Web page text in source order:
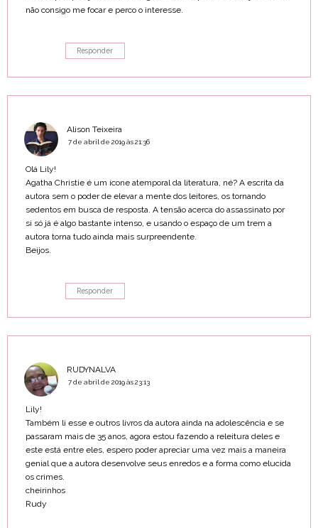
não consigo me focar e perco o interesse.
Responder
Alison Teixeira
7 de abril de 2019 às 21:36
Olá Lily!
Agatha Christie é um ícone atemporal da literatura, né? A escrita da
autora sem o poder de elevar a mente dos leitores, os tornando
sedentos em busca de resposta. A tensão acerca do assassinato por
si só já é algo bastante intenso, e usando o espaço de um trem a
autora torna tudo ainda mais surpreendente.
Beijos.
Responder
RUDYNALVA
7 de abril de 2019 às 23:13
Lily!
Também li esse e outros livros da autora ainda na adolescência e se
passaram mais de 35 anos, agora estou fazendo a releitura deles e
este está entre eles, espero poder apreciar uma vez mais a maneira
genial que a autora desenvolve seus enredos e a forma como elucida
os crimes.
cheirinhos
Rudy